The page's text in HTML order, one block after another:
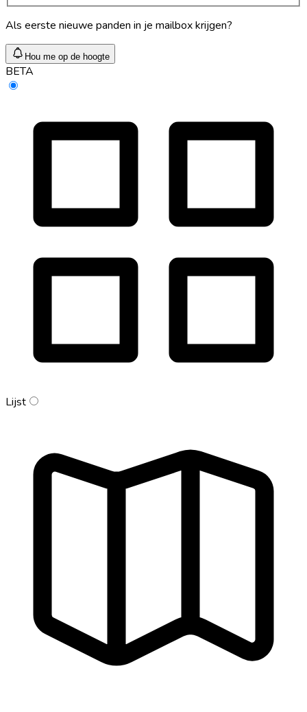
Als eerste nieuwe panden in je mailbox krijgen?
Hou me op de hoogte
BETA
Lijst